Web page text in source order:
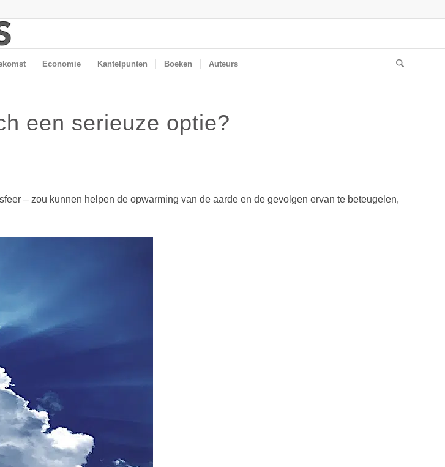
Economie Kantelpunten Boeken Auteurs
een serieuze optie?
– zou kunnen helpen de opwarming van de aarde en de gevolgen ervan te beteugelen,